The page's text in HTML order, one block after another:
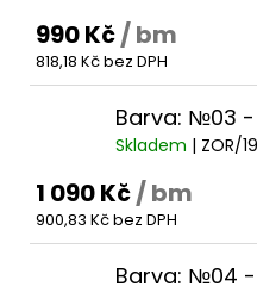
990 Kč/ bm
818,18 Kč bez DPH
Barva: №03
Skladem | ZOR/
1 090 Kč/ bm
900,83 Kč bez DPH
Barva: №04